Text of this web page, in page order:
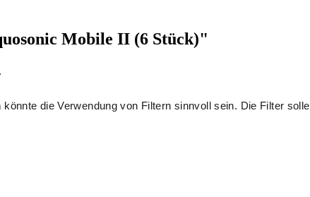
Mobile II (6 Stück)"
könnte die Verwendung von Filtern sinnvoll sein. Die Filter